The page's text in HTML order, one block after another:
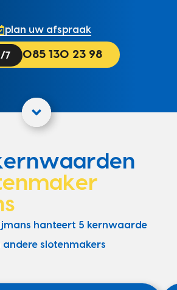
plan uw afspraak
085 130 23 98
hanteert 5 kernwaarde
slotenmakers